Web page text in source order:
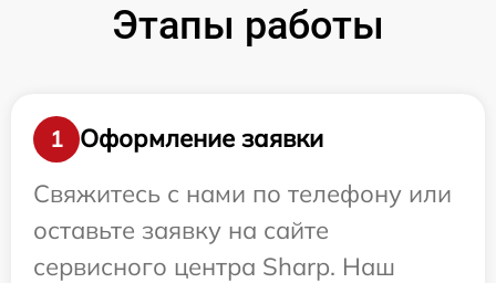
Этапы работы
1
Оформление заявки
Свяжитесь с нами по телефону или
оставьте заявку на сайте
сервисного центра Sharp. Наш